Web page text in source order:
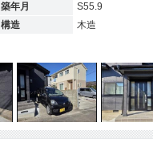
築年月
S55.9
構造
木造